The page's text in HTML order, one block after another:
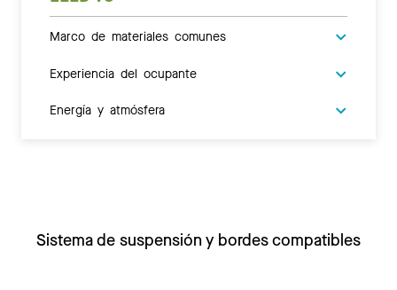
Marco de materiales comunes
Experiencia del ocupante
Energía y atmósfera
Sistema de suspensión y bordes compatibles